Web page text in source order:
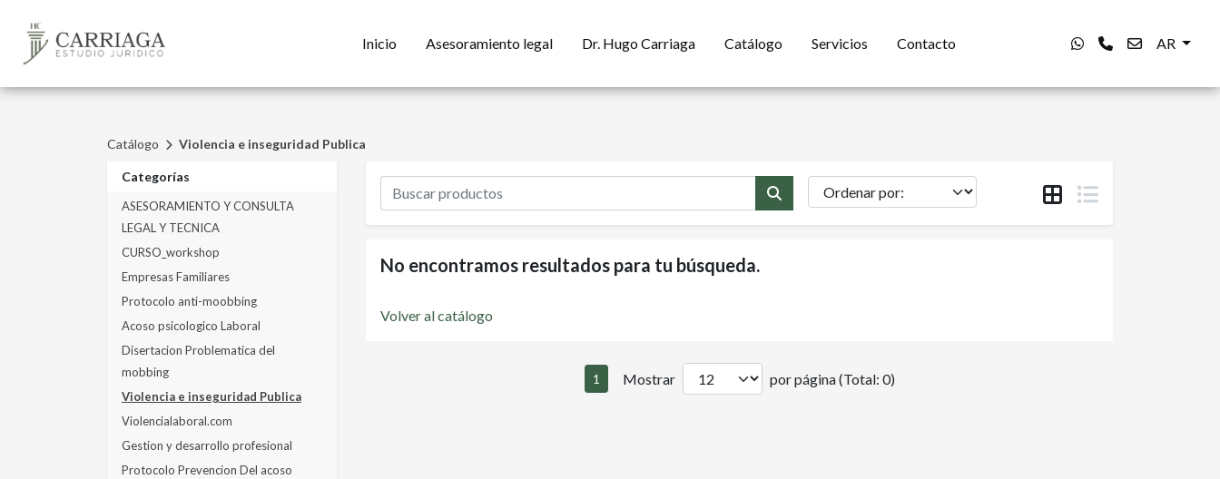
Inicio Asesoramiento legal Dr. Hugo Carriaga Catálogo Servicios Contacto AR
Catálogo Violencia e inseguridad Publica
Categorías
ASESORAMIENTO Y CONSULTA
LEGAL Y TECNICA
CURSO_workshop
Empresas Familiares
Protocolo anti-moobbing
Acoso psicologico Laboral
Disertacion Problematica del
mobbing
Violencia e inseguridad Publica
Violencialaboral.com
Gestion y desarrollo profesional
Protocolo Prevencion Del acoso
No encontramos resultados para tu búsqueda.
Volver al catálogo
1 Mostrar por página (Total: 0)